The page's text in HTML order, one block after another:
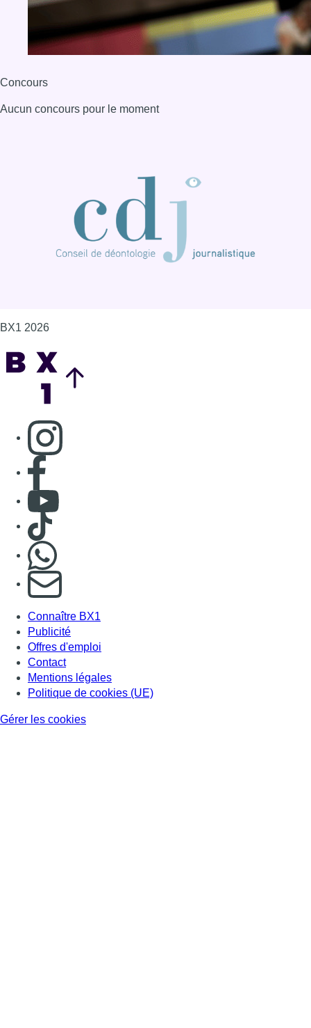
Concours
Aucun concours pour le moment
BX1 2026
Consulter page Instagram
Consulter page Facebook
Consulter Youtube
Consulter TikTok
S'abonner à notre newsletter
Connaître BX1
Publicité
Offres d'emploi
Contact
Mentions légales
Politique de cookies (UE)
Gérer les cookies